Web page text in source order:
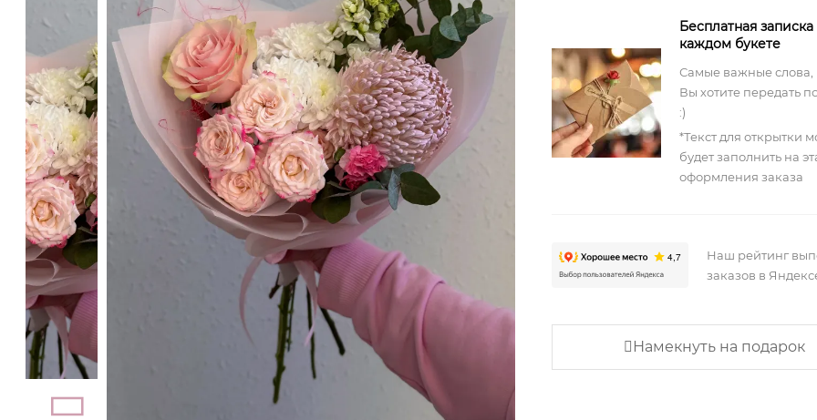
Бесплатная записка
каждом букете
Самые важные слова,
Вы хотите передать
:)
*Текст для открытки
будет заполнить на
оформления заказа
Наш рейтинг
заказов в
Намекнуть на подарок